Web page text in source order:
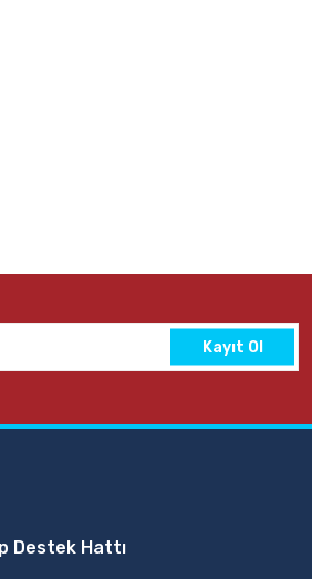
Kayıt Ol
Destek Hattı